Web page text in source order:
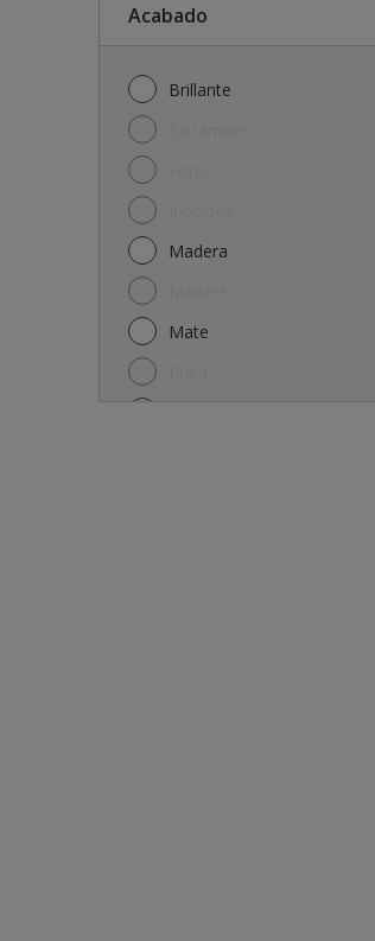
Acabado
Brillante
Madera
Mate